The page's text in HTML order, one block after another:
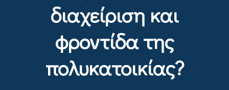
διαχείριση και
φροντίδα της
πολυκατοικίας?